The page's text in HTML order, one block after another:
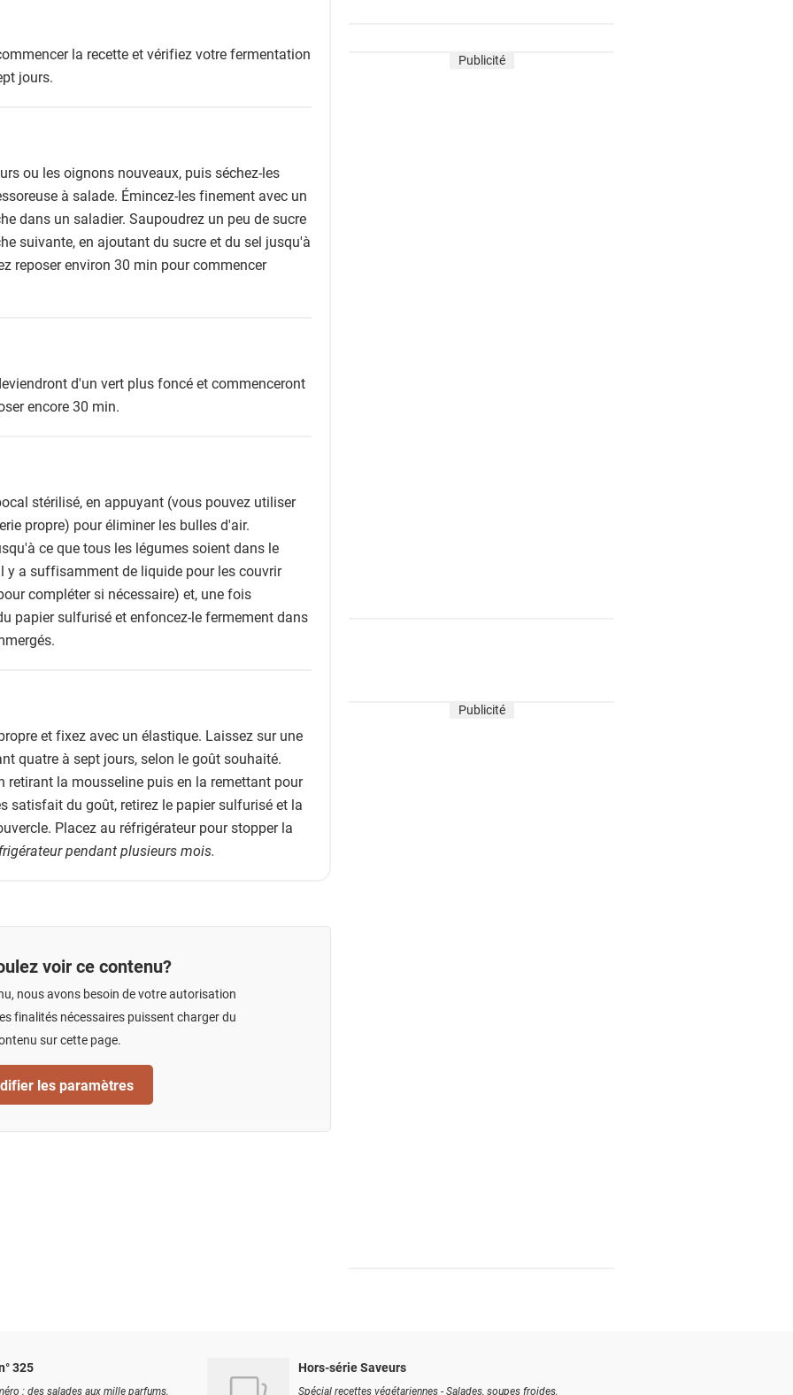
la recette et vérifiez votre fermentation
jours.
ou les oignons nouveaux, puis séchez-les
à salade. Émincez-les finement avec un
dans un saladier. Saupoudrez un peu de sucre
suivante, en ajoutant du sucre et du sel jusqu'à
reposer environ 30 min pour commencer
d'un vert plus foncé et commenceront
encore 30 min.
stérilisé, en appuyant (vous pouvez utiliser
propre) pour éliminer les bulles d'air.
ce que tous les légumes soient dans le
y a suffisamment de liquide pour les couvrir
compléter si nécessaire) et, une fois
papier sulfurisé et enfoncez-le fermement dans
et fixez avec un élastique. Laissez sur une
quatre à sept jours, selon le goût souhaité.
retirant la mousseline puis en la remettant pour
satisfait du goût, retirez le papier sulfurisé et la
Placez au réfrigérateur pour stopper la
pendant plusieurs mois.
voir ce contenu?
nous avons besoin de votre autorisation
finalités nécessaires puissent charger du
sur cette page.
les paramètres
Publicité
Publicité
325
: des salades aux mille parfums,
Hors-série Saveurs
Spécial recettes végétariennes - Salades, soupes froides,